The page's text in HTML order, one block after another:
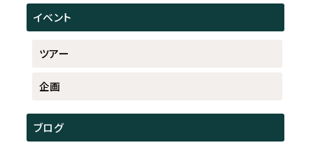
イベント
ツアー
企画
ブログ